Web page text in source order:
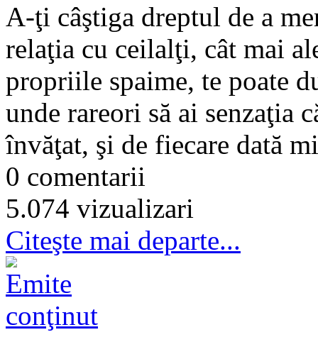
A-ţi câştiga dreptul de a
relaţia cu ceilalţi, cât mai
propriile spaime, te poate
unde rareori să ai senzaţia
învăţat, şi de fiecare dată
0 comentarii
5.074 vizualizari
Citeşte mai departe...